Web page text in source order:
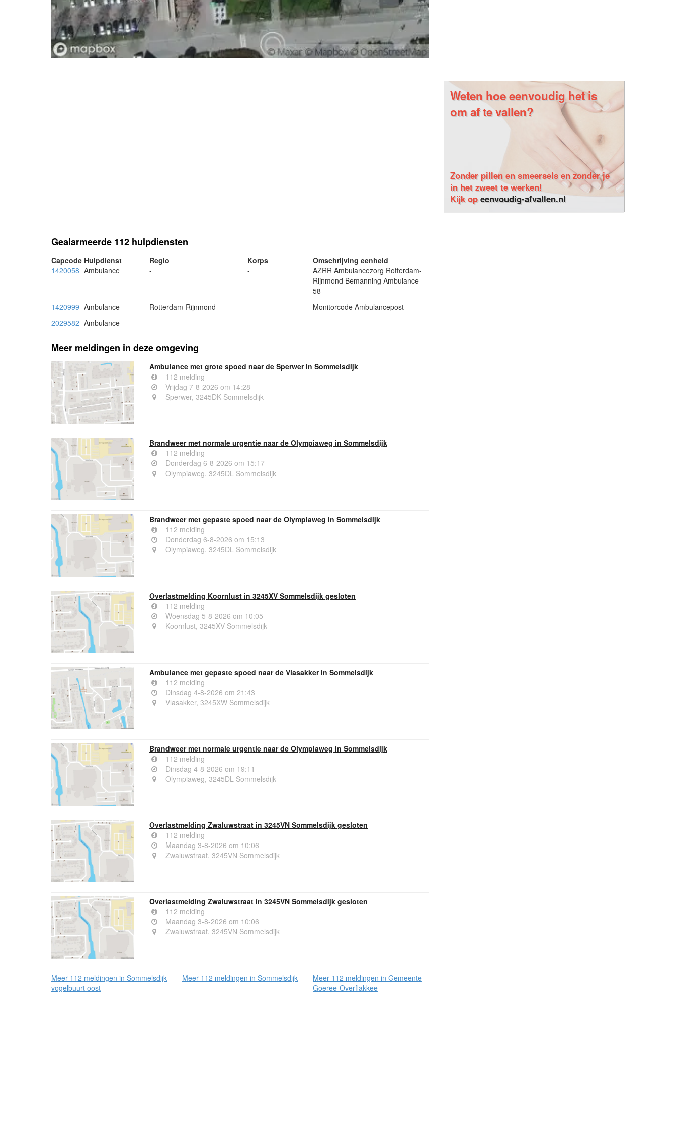
Gealarmeerde 112 hulpdiensten
Capcode Hulpdienst Regio Korps
Omschrijving eenheid
1420058 Ambulance - -
AZRR Ambulancezorg Rotterdam-
Rijnmond Bemanning Ambulance
58
1420999 Ambulance Rotterdam-Rijnmond -
Monitorcode Ambulancepost
2029582 Ambulance - - -
Meer meldingen in deze omgeving
Ambulance met grote spoed naar de Sperwer in Sommelsdijk
112 melding
Vrijdag 7-8-2026 om 14:28
Sperwer, 3245DK Sommelsdijk
Brandweer met normale urgentie naar de Olympiaweg in Sommelsdijk
112 melding
Donderdag 6-8-2026 om 15:17
Olympiaweg, 3245DL Sommelsdijk
Brandweer met gepaste spoed naar de Olympiaweg in Sommelsdijk
112 melding
Donderdag 6-8-2026 om 15:13
Olympiaweg, 3245DL Sommelsdijk
Overlastmelding Koornlust in 3245XV Sommelsdijk gesloten
112 melding
Woensdag 5-8-2026 om 10:05
Koornlust, 3245XV Sommelsdijk
Ambulance met gepaste spoed naar de Vlasakker in Sommelsdijk
112 melding
Dinsdag 4-8-2026 om 21:43
Vlasakker, 3245XW Sommelsdijk
Brandweer met normale urgentie naar de Olympiaweg in Sommelsdijk
112 melding
Dinsdag 4-8-2026 om 19:11
Olympiaweg, 3245DL Sommelsdijk
Overlastmelding Zwaluwstraat in 3245VN Sommelsdijk gesloten
112 melding
Maandag 3-8-2026 om 10:06
Zwaluwstraat, 3245VN Sommelsdijk
Overlastmelding Zwaluwstraat in 3245VN Sommelsdijk gesloten
112 melding
Maandag 3-8-2026 om 10:06
Zwaluwstraat, 3245VN Sommelsdijk
Meer 112 meldingen in Sommelsdijk
vogelbuurt oost
Meer 112 meldingen in Sommelsdijk
Meer 112 meldingen in Gemeente
Goeree-Overflakkee
Weten hoe eenvoudig het is
om af te vallen?
Zonder pillen en smeersels en zonder je
in het zweet te werken!
Kijk opeenvoudig-afvallen.nl